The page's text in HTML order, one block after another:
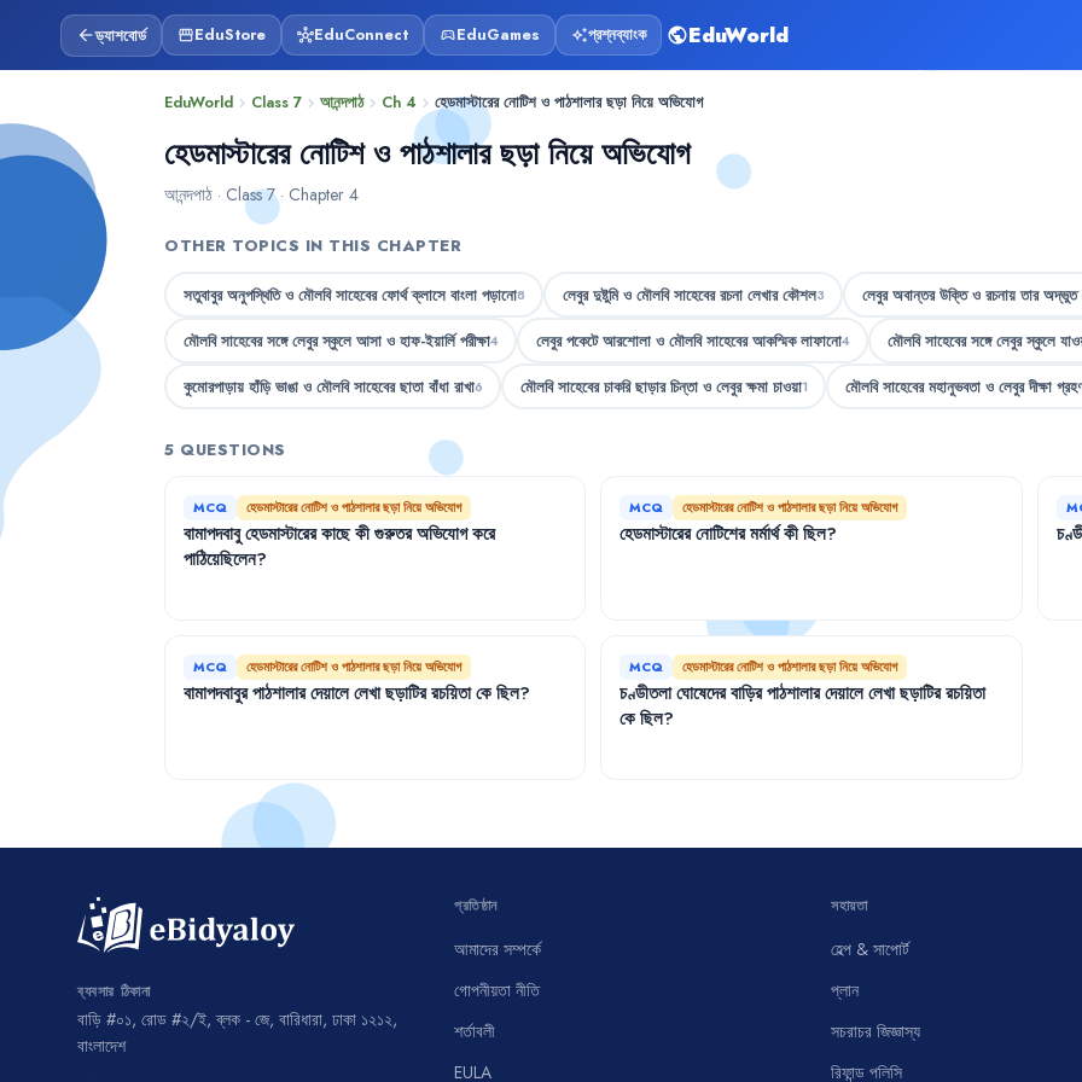
arrow_backড্যাশবোর্ড storefrontEduStore hubEduConnect sports_esportsEduGames auto_awesomeপ্রশ্নব্যাংক publicEduWorld
EduWorld chevron_right Class 7 chevron_right আনন্দপাঠchevron_right Ch 4 chevron_right হেডমাস্টারের নোটিশ ও পাঠশালার ছড়া নিয়ে অভিযোগ
হেডমাস্টারের নোটিশ ও পাঠশালার ছড়া নিয়ে অভিযোগ
আনন্দপাঠ · Class 7 · Chapter 4
OTHER TOPICS IN THIS CHAPTER
সতুবাবুর অনুপস্থিতি ও মৌলবি সাহেবের ফোর্থ ক্লাসে বাংলা পড়ানো8 লেবুর দুষ্টুমি ও মৌলবি সাহেবের রচনা লেখার কৌশল3 লেবুর অবান্তর উক্তি ও রচনায় তার অদ্ভুত
মৌলবি সাহেবের সঙ্গে লেবুর স্কুলে আসা ও হাফ-ইয়ার্লি পরীক্ষা4 লেবুর পকেটে আরশোলা ও মৌলবি সাহেবের আকস্মিক লাফানো4 মৌলবি সাহেবের সঙ্গে লেবুর স্কুলে
কুমোরপাড়ায় হাঁড়ি ভাঙা ও মৌলবি সাহেবের ছাতা বাঁধা রাখা6 মৌলবি সাহেবের চাকরি ছাড়ার চিন্তা ও লেবুর ক্ষমা চাওয়া1 মৌলবি সাহেবের মহানুভবতা ও লেবুর দীক্ষা
5 QUESTIONS
MCQ হেডমাস্টারের নোটিশ ও পাঠশালার ছড়া নিয়ে অভিযোগ
বামাপদবাবুহেডমাস্টারেরকাছেকীগুরুতরঅভিযোগকরে
পাঠিয়েছিলেন?
MCQ হেডমাস্টারের নোটিশ ও পাঠশালার ছড়া নিয়ে অভিযোগ
হেডমাস্টারেরনোটিশেরমর্মার্থকীছিল?
MCQ হেডমাস্টারের নোটিশ ও পাঠশালার ছড়া নিয়ে অভিযোগ
বামাপদবাবুরপাঠশালারদেয়ালেলেখাছড়াটিররচয়িতাকেছিল?
MCQ হেডমাস্টারের নোটিশ ও পাঠশালার ছড়া নিয়ে অভিযোগ
চণ্ডীতলাঘোষেদেরবাড়িরপাঠশালারদেয়ালেলেখাছড়াটিররচয়িতা
কেছিল?
ব্যবসার ঠিকানা
বাড়ি #০১, রোড #২/ই, ব্লক - জে, বারিধারা, ঢাকা ১২১২,
বাংলাদেশ
প্রতিষ্ঠান
আমাদের সম্পর্কে
গোপনীয়তা নীতি
শর্তাবলী
EULA
সহায়তা
হেল্প & সাপোর্ট
প্লান
সচরাচর জিজ্ঞাস্য
রিফান্ড পলিসি